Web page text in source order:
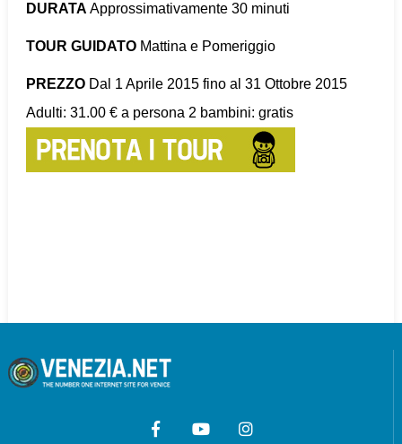
DURATA Approssimativamente 30 minuti
TOUR GUIDATOMattina e Pomeriggio
PREZZODal 1 Aprile 2015 fino al 31 Ottobre 2015
Adulti: 31.00 € a persona 2 bambini: gratis